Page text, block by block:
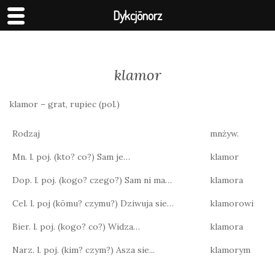
klamor
klamor – grat, rupiec (pol.)
Rodzaj mnżyw.
Mn. l. poj. (kto? co?) Sam je… klamor
Dop. l. poj. (kogo? czego?) Sam ni ma… klamora
Cel. l. poj (kōmu? czymu?) Dziwuja sie… klamorowi
Bier. l. poj. (kogo? co?) Widza… klamora
Narz. l. poj. (kim? czym?) Asza sie... klamorym
Dykcjōnorz